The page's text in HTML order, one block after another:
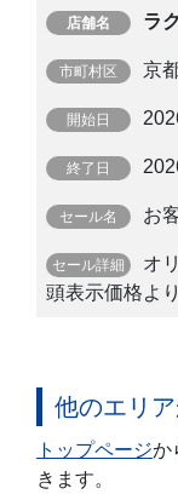
ラ
京
お
オ
頭表示価格よ
他のエリ
トップページか
きます。